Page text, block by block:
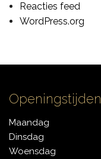
Reacties feed
WordPress.org
Openingstijden
Maandag
Dinsdag
Woensdag